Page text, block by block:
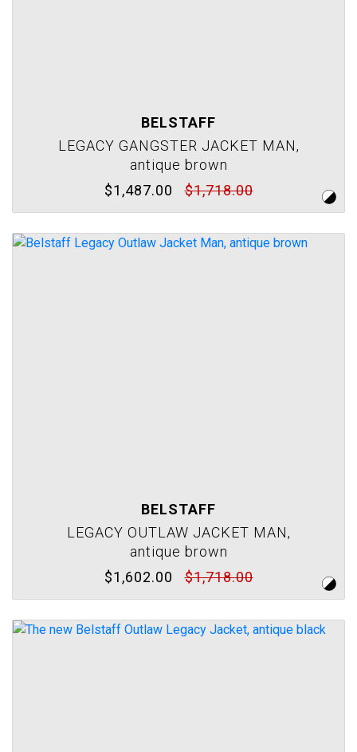
BELSTAFF
LEGACY GANGSTER JACKET MAN,
antique brown
$1,487.00
$1,718.00
BELSTAFF
LEGACY OUTLAW JACKET MAN,
antique brown
$1,602.00
$1,718.00